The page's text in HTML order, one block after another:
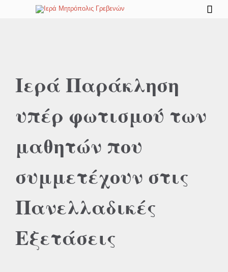

Ιερά Παράκληση
υπέρ φωτισμού των
μαθητών που
συμμετέχουν στις
Πανελλαδικές
Εξετάσεις